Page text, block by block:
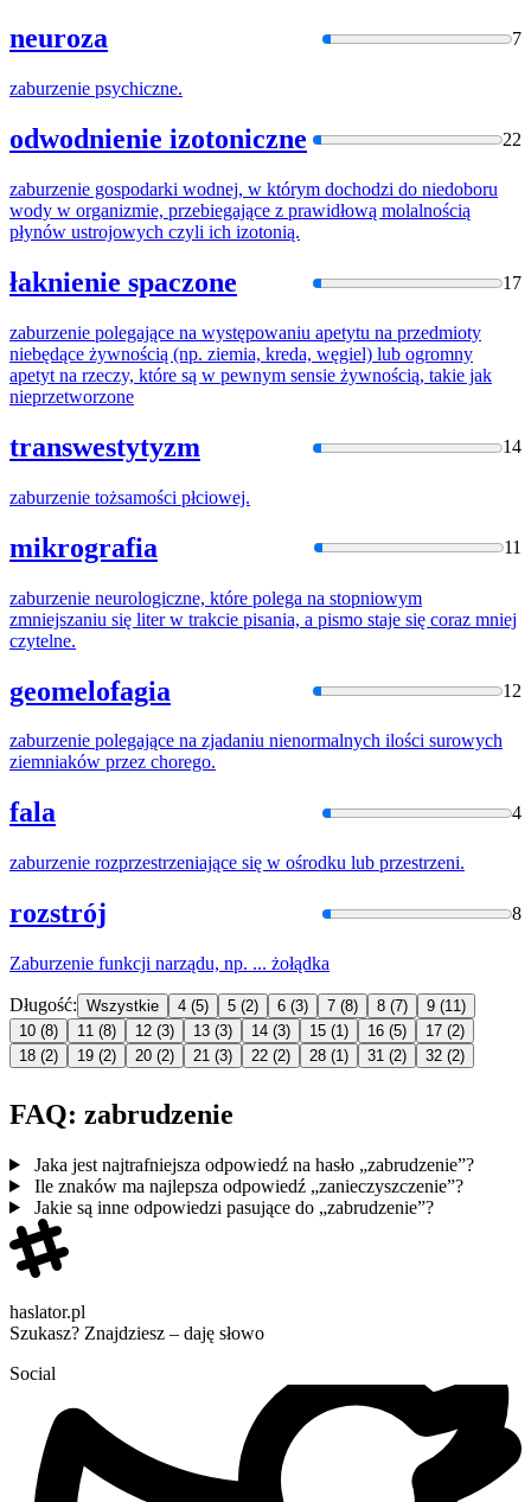
neuroza 7
zaburzenie psychiczne.
odwodnienie izotoniczne 22
zaburzenie gospodarki wodnej, w którym dochodzi do niedoboru
wody w organizmie, przebiegające z prawidłową molalnością
płynów ustrojowych czyli ich izotonią.
łaknienie spaczone 17
zaburzenie polegające na występowaniu apetytu na przedmioty
niebędące żywnością (np. ziemia, kreda, węgiel) lub ogromny
apetyt na rzeczy, które są w pewnym sensie żywnością, takie jak
nieprzetworzone
transwestytyzm 14
zaburzenie tożsamości płciowej.
mikrografia 11
zaburzenie neurologiczne, które polega na stopniowym
zmniejszaniu się liter w trakcie pisania, a pismo staje się coraz mniej
czytelne.
geomelofagia 12
zaburzenie polegające na zjadaniu nienormalnych ilości surowych
ziemniaków przez chorego.
fala 4
zaburzenie rozprzestrzeniające się w ośrodku lub przestrzeni.
rozstrój 8
Zaburzenie funkcji narządu, np. ... żołądka
Długość: Wszystkie 4 (5) 5 (2) 6 (3) 7 (8) 8 (7) 9 (11)
10 (8) 11 (8) 12 (3) 13 (3) 14 (3) 15 (1) 16 (5) 17 (2)
18 (2) 19 (2) 20 (2) 21 (3) 22 (2) 28 (1) 31 (2) 32 (2)
FAQ: zabrudzenie
Jaka jest najtrafniejsza odpowiedź na hasło „zabrudzenie”?
Ile znaków ma najlepsza odpowiedź „zanieczyszczenie”?
Jakie są inne odpowiedzi pasujące do „zabrudzenie”?
haslator.pl
Szukasz? Znajdziesz – daję słowo
Social